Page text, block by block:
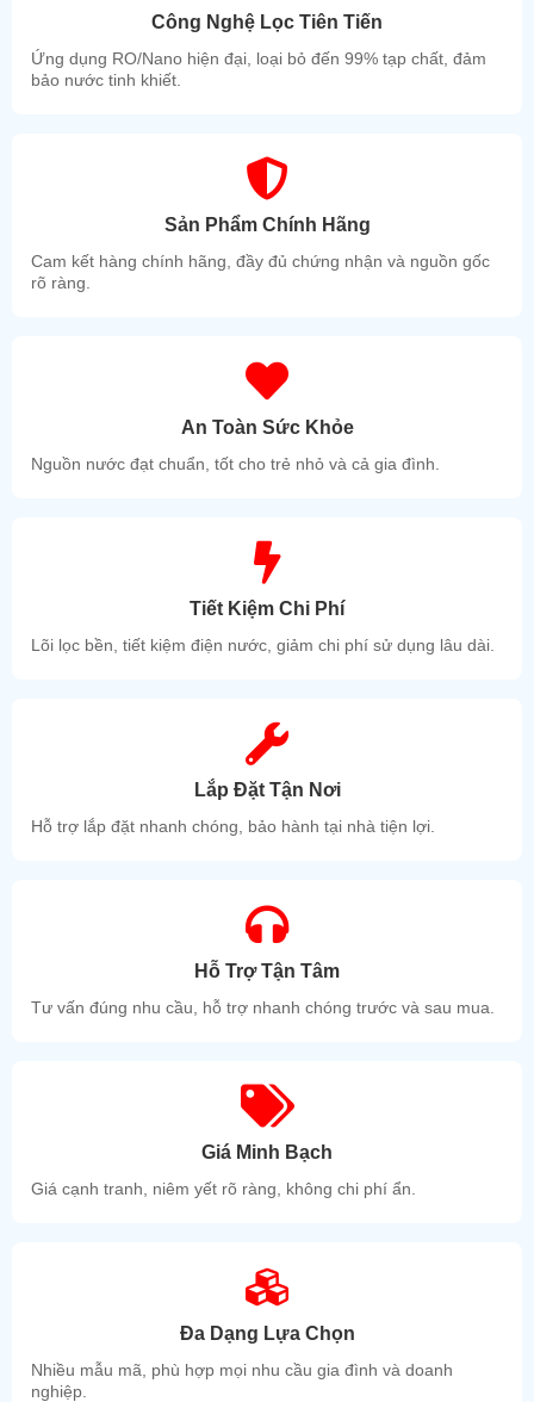
Công Nghệ Lọc Tiên Tiến
Ứng dụng RO/Nano hiện đại, loại bỏ đến 99% tạp chất, đảm
bảo nước tinh khiết.
Sản Phẩm Chính Hãng
Cam kết hàng chính hãng, đầy đủ chứng nhận và nguồn gốc
rõ ràng.
An Toàn Sức Khỏe
Nguồn nước đạt chuẩn, tốt cho trẻ nhỏ và cả gia đình.
Tiết Kiệm Chi Phí
Lõi lọc bền, tiết kiệm điện nước, giảm chi phí sử dụng lâu dài.
Lắp Đặt Tận Nơi
Hỗ trợ lắp đặt nhanh chóng, bảo hành tại nhà tiện lợi.
Hỗ Trợ Tận Tâm
Tư vấn đúng nhu cầu, hỗ trợ nhanh chóng trước và sau mua.
Giá Minh Bạch
Giá cạnh tranh, niêm yết rõ ràng, không chi phí ẩn.
Đa Dạng Lựa Chọn
Nhiều mẫu mã, phù hợp mọi nhu cầu gia đình và doanh
nghiệp.